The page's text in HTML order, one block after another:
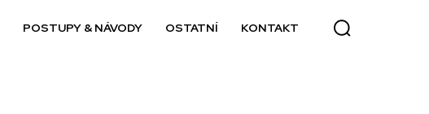
POSTUPY & NÁVODY OSTATNÍ KONTAKT